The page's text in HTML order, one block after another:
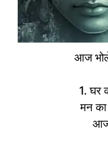
आज
1. घर
मन
आज